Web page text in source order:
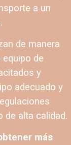
a un
de manera
de
y
adecuado y
de alta calidad.
más